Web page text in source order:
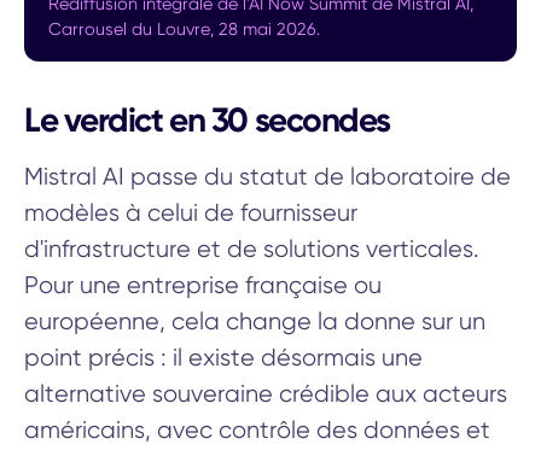
Carrousel du Louvre, 28 mai 2026.
Le verdict en 30 secondes
Mistral AI passe du statut de laboratoire de
modèles à celui de fournisseur
d'infrastructure et de solutions verticales.
Pour une entreprise française ou
européenne, cela change la donne sur un
point précis : il existe désormais une
alternative souveraine crédible aux acteurs
américains, avec contrôle des données et